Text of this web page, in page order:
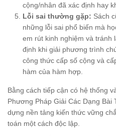
cộng/nhân đã xác định hay
Lỗi sai thường gặp: Sách
những lỗi sai phổ biến mà
em rút kinh nghiệm và tránh
định khi giải phương trình
công thức cấp số cộng và
hàm của hàm hợp.
Bằng cách tiếp cận có hệ thống
Phương Pháp Giải Các Dạng Bài
dựng nền tảng kiến thức vững
toán một cách độc lập.